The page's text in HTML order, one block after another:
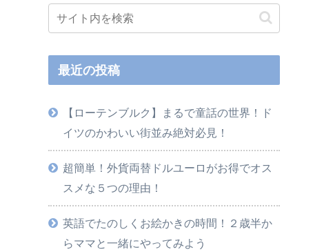
最近の投稿
【ローテンブルク】まるで童話の世界！ド
イツのかわいい街並み絶対必見！
超簡単！外貨両替ドルユーロがお得でオス
スメな５つの理由！
英語でたのしくお絵かきの時間！２歳半か
らママと一緒にやってみよう